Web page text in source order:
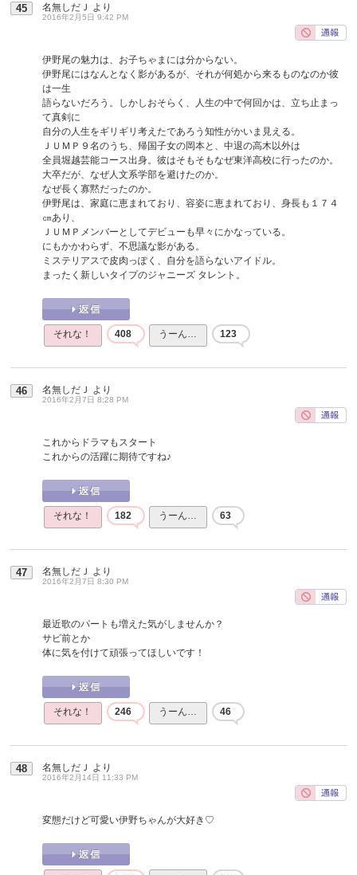
45 名無しだＪ より
2016年2月5日 9:42 PM
伊野尾の魅力は、お子ちゃまには分からない。
伊野尾にはなんとなく影があるが、それが何処から来るものなのか彼
は一生
語らないだろう。しかしおそらく、人生の中で何回かは、立ち止まっ
て真剣に
自分の人生をギリギリ考えたであろう知性がかいま見える。
ＪＵＭＰ９名のうち、帰国子女の岡本と、中退の高木以外は
全員堀越芸能コース出身。彼はそもそもなぜ東洋高校に行ったのか。
大卒だが、なぜ人文系学部を避けたのか。
なぜ長く寡黙だったのか。
伊野尾は、家庭に恵まれており、容姿に恵まれており、身長も１７４
㎝あり、
ＪＵＭＰメンバーとしてデビューも早々にかなっている。
にもかかわらず、不思議な影がある。
ミステリアスで皮肉っぽく、自分を語らないアイドル。
まったく新しいタイプのジャニーズ タレント。
それな！ 408 うーん… 123
46 名無しだＪ より
2016年2月7日 8:28 PM
これからドラマもスタート
これからの活躍に期待ですね♪
それな！ 182 うーん… 63
47 名無しだＪ より
2016年2月7日 8:30 PM
最近歌のパートも増えた気がしませんか？
サビ前とか
体に気を付けて頑張ってほしいです！
それな！ 246 うーん… 46
48 名無しだＪ より
2016年2月14日 11:33 PM
変態だけど可愛い伊野ちゃんが大好き♡